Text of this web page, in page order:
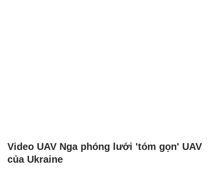
Video UAV Nga phóng lưới 'tóm gọn' UAV
của Ukraine